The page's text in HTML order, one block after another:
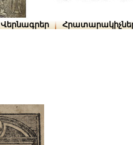
Վերնագրեր